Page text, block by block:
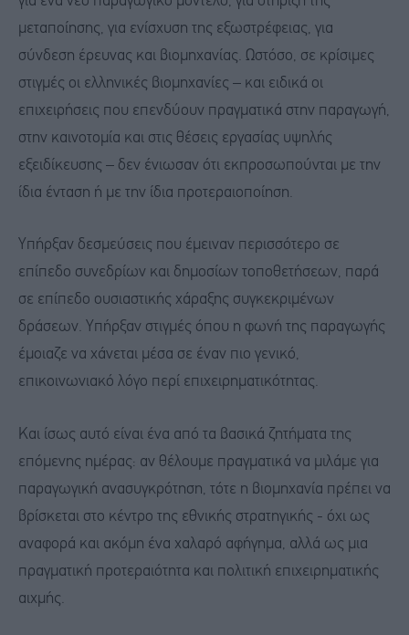
μεταποίησης, για ενίσχυση της εξωστρέφειας, για
σύνδεση έρευνας και βιομηχανίας. Ωστόσο, σε κρίσιμες
στιγμές οι ελληνικές βιομηχανίες – και ειδικά οι
επιχειρήσεις που επενδύουν πραγματικά στην παραγωγή,
στην καινοτομία και στις θέσεις εργασίας υψηλής
εξειδίκευσης – δεν ένιωσαν ότι εκπροσωπούνται με την
ίδια ένταση ή με την ίδια προτεραιοποίηση.
Υπήρξαν δεσμεύσεις που έμειναν περισσότερο σε
επίπεδο συνεδρίων και δημοσίων τοποθετήσεων, παρά
σε επίπεδο ουσιαστικής χάραξης συγκεκριμένων
δράσεων. Υπήρξαν στιγμές όπου η φωνή της παραγωγής
έμοιαζε να χάνεται μέσα σε έναν πιο γενικό,
επικοινωνιακό λόγο περί επιχειρηματικότητας.
Και ίσως αυτό είναι ένα από τα βασικά ζητήματα της
επόμενης ημέρας: αν θέλουμε πραγματικά να μιλάμε για
παραγωγική ανασυγκρότηση, τότε η βιομηχανία πρέπει να
βρίσκεται στο κέντρο της εθνικής στρατηγικής - όχι ως
αναφορά και ακόμη ένα χαλαρό αφήγημα, αλλά ως μια
πραγματική προτεραιότητα και πολιτική επιχειρηματικής
αιχμής.